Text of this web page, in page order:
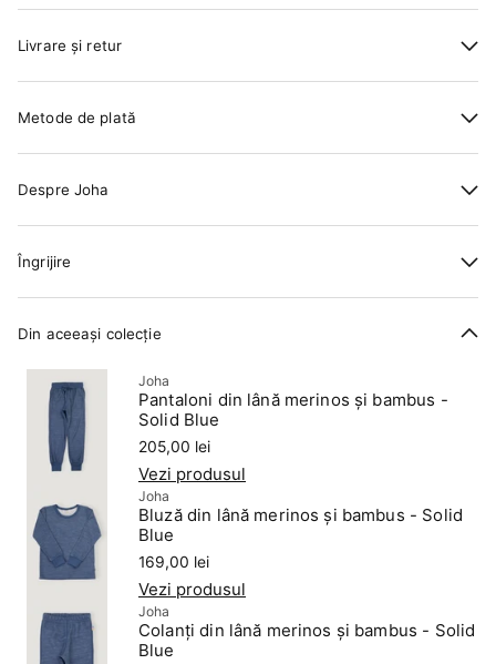
Livrare și retur
Metode de plată
Despre Joha
Îngrijire
Din aceeași colecție
Joha
Pantaloni din lână merinos și bambus -
Solid Blue
Preț
205,00 lei
Vezi produsul
Joha
Bluză din lână merinos și bambus - Solid
Blue
Preț
169,00 lei
Vezi produsul
Joha
Colanți din lână merinos și bambus - Solid
Blue